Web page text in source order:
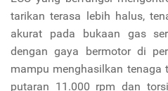
tarikan terasa lebih halus,
akurat pada bukaan gas
dengan gaya bermotor di
mampu menghasilkan tenaga
putaran 11.000 rpm dan